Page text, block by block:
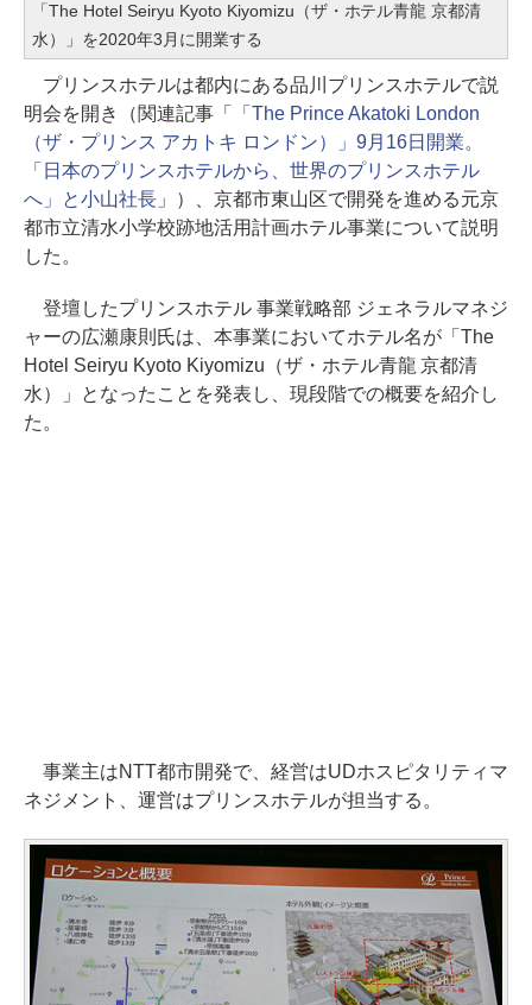
「The Hotel Seiryu Kyoto Kiyomizu（ザ・ホテル青龍 京都清
水）」を2020年3月に開業する
プリンスホテルは都内にある品川プリンスホテルで説
明会を開き（関連記事「
「The Prince Akatoki London
（ザ・プリンス アカトキ ロンドン）」9月16日開業。
「日本のプリンスホテルから、世界のプリンスホテル
へ」と小山社長」）、京都市東山区で開発を進める元京
都市立清水小学校跡地活用計画ホテル事業について説明
した。
登壇したプリンスホテル 事業戦略部 ジェネラルマネジ
ャーの広瀬康則氏は、本事業においてホテル名が「The
Hotel Seiryu Kyoto Kiyomizu（ザ・ホテル青龍 京都清
水）」となったことを発表し、現段階での概要を紹介し
た。
事業主はNTT都市開発で、経営はUDホスピタリティマ
ネジメント、運営はプリンスホテルが担当する。